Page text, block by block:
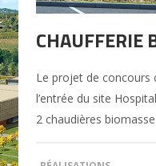
CHAUFFERIE
Le projet de concours
l’entrée du site
2 chaudières biomasse